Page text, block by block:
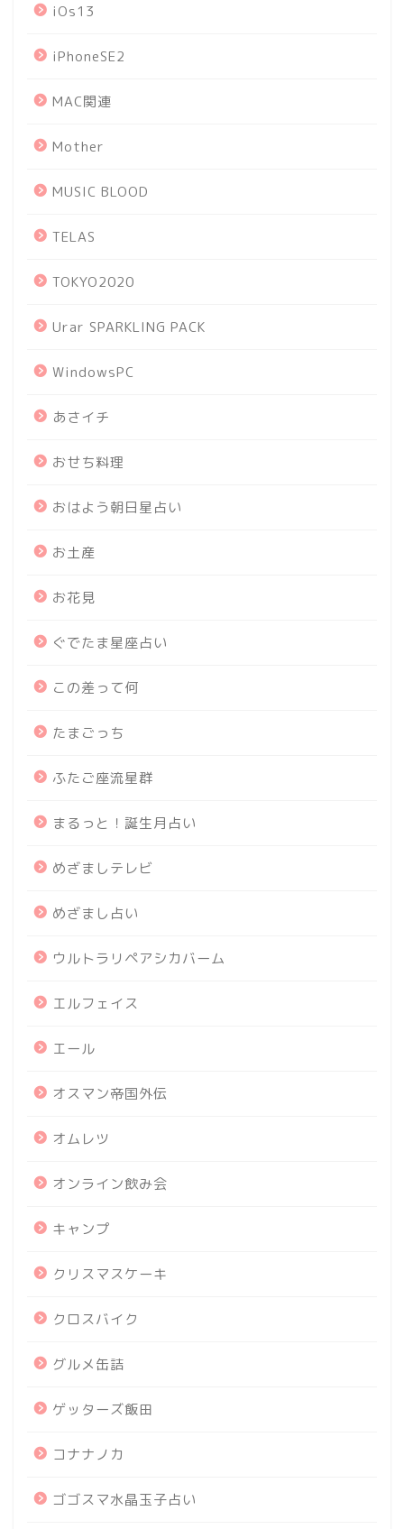
iOs13
iPhoneSE2
MAC関連
Mother
MUSIC BLOOD
TELAS
TOKYO2020
Urar SPARKLING PACK
WindowsPC
あさイチ
おせち料理
おはよう朝日星占い
お土産
お花見
ぐでたま星座占い
この差って何
たまごっち
ふたご座流星群
まるっと！誕生月占い
めざましテレビ
めざまし占い
ウルトラリペアシカバーム
エルフェイス
エール
オスマン帝国外伝
オムレツ
オンライン飲み会
キャンプ
クリスマスケーキ
クロスバイク
グルメ缶詰
ゲッターズ飯田
コナナノカ
ゴゴスマ水晶玉子占い